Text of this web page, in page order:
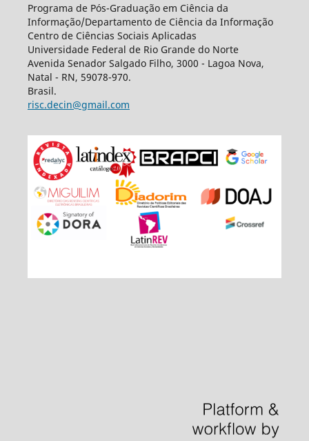
Programa de Pós-Graduação em Ciência da
Informação/Departamento de Ciência da Informação
Centro de Ciências Sociais Aplicadas
Universidade Federal de Rio Grande do Norte
Avenida Senador Salgado Filho, 3000 - Lagoa Nova,
Natal - RN, 59078-970.
Brasil.
risc.decin@gmail.com